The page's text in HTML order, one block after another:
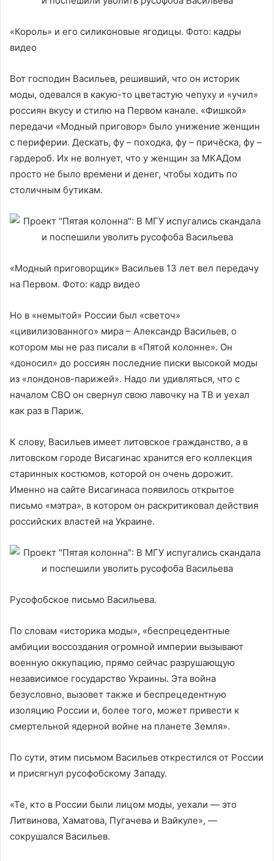
«Король» и его силиконовые ягодицы. Фото: кадры
видео
Вот господин Васильев, решивший, что он историк
моды, одевался в какую-то цветастую чепуху и «учил»
россиян вкусу и стилю на Первом канале. «Фишкой»
передачи «Модный приговор» было унижение женщин
с периферии. Дескать, фу – походка, фу – причёска, фу –
гардероб. Их не волнует, что у женщин за МКАДом
просто не было времени и денег, чтобы ходить по
столичным бутикам.
«Модный приговорщик» Васильев 13 лет вел передачу
на Первом. Фото: кадр видео
Но в «немытой» России был «светоч»
«цивилизованного» мира – Александр Васильев, о
котором мы не раз писали в «Пятой колонне». Он
«доносил» до россиян последние писки высокой моды
из «лондонов-парижей». Надо ли удивляться, что с
началом СВО он свернул свою лавочку на ТВ и уехал
как раз в Париж.
К слову, Васильев имеет литовское гражданство, а в
литовском городе Висагинас хранится его коллекция
старинных костюмов, которой он очень дорожит.
Именно на сайте Висагинаса появилось открытое
письмо «мэтра», в котором он раскритиковал действия
российских властей на Украине.
Русофобское письмо Васильева.
По словам «историка моды», «беспрецедентные
амбиции воссоздания огромной империи вызывают
военную оккупацию, прямо сейчас разрушающую
независимое государство Украины. Эта война
безусловно, вызовет также и беспрецедентную
изоляцию России и, более того, может привести к
смертельной ядерной войне на планете Земля».
По сути, этим письмом Васильев открестился от России
и присягнул русофобскому Западу.
«Те, кто в России были лицом моды, уехали — это
Литвинова, Хаматова, Пугачева и Вайкуле», —
сокрушался Васильев.